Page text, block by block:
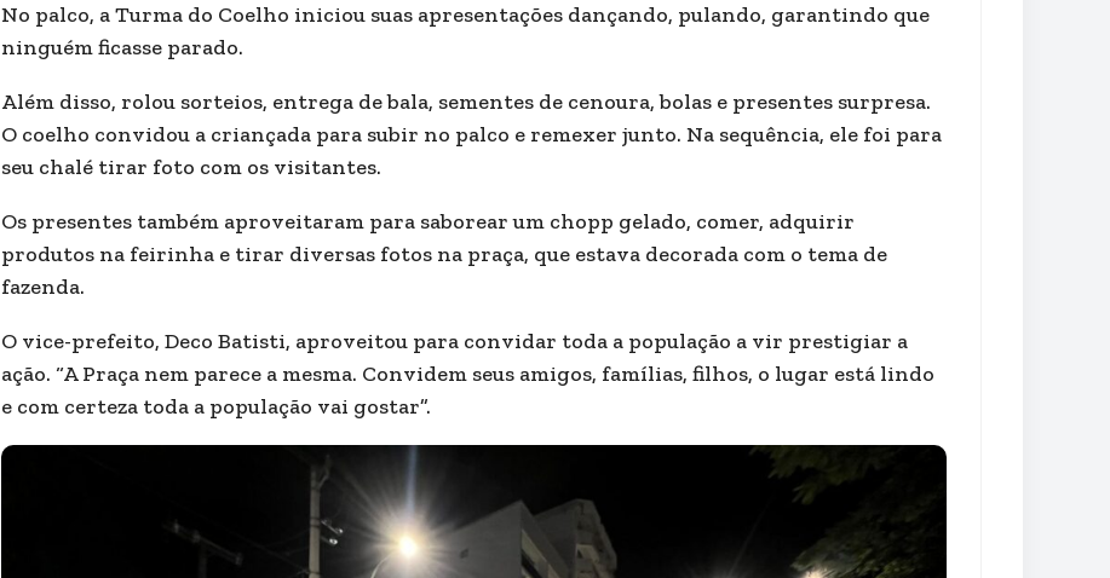
No palco, a Turma do Coelho iniciou suas apresentações dançando, pulando, garantindo que
ninguém ficasse parado.
Além disso, rolou sorteios, entrega de bala, sementes de cenoura, bolas e presentes surpresa.
O coelho convidou a criançada para subir no palco e remexer junto. Na sequência, ele foi para
seu chalé tirar foto com os visitantes.
Os presentes também aproveitaram para saborear um chopp gelado, comer, adquirir
produtos na feirinha e tirar diversas fotos na praça, que estava decorada com o tema de
fazenda.
O vice-prefeito, Deco Batisti, aproveitou para convidar toda a população a vir prestigiar a
ação. “A Praça nem parece a mesma. Convidem seus amigos, famílias, filhos, o lugar está lindo
e com certeza toda a população vai gostar”.